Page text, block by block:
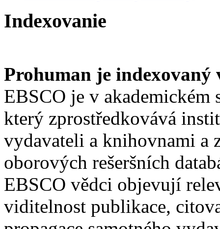
Indexovanie
Prohuman je indexovaný
EBSCO je v akademickém
který zprostředkovává
vydavateli a knihovnami
oborových rešeršních
EBSCO vědci objevují
viditelnost publikace,